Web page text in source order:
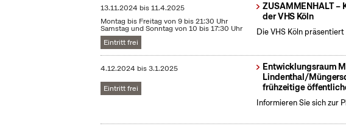
13.11.2024 bis11.4.2025
Montag bis Freitag von 9 bis 21:30 Uhr
Samstag und Sonntag von 10 bis 17:30 Uhr
Eintritt frei
ZUSAMMENHALT
der VHS Köln
Die VHS Köln
4.12.2024 bis3.1.2025
Eintritt frei
Entwicklungsraum
Lindenthal/
frühzeitige
Informieren Sie sich zur